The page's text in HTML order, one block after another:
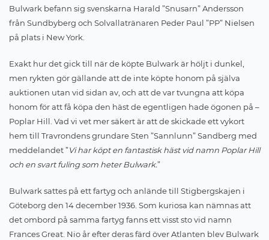
Bulwark befann sig svenskarna Harald ”Snusarn” Andersson
från Sundbyberg och Solvallatränaren Peder Paul ”PP” Nielsen
på plats i New York.
Exakt hur det gick till när de köpte Bulwark är höljt i dunkel,
men rykten gör gällande att de inte köpte honom på själva
auktionen utan vid sidan av, och att de var tvungna att köpa
honom för att få köpa den häst de egentligen hade ögonen på –
Poplar Hill. Vad vi vet mer säkert är att de skickade ett vykort
hem till Travrondens grundare Sten ”Sannlunn” Sandberg med
meddelandet ”Vi har köpt en fantastisk häst vid namn Poplar Hill
och en svart fuling som heter Bulwark.”
Bulwark sattes på ett fartyg och anlände till Stigbergskajen i
Göteborg den 14 december 1936. Som kuriosa kan nämnas att
det ombord på samma fartyg fanns ett visst sto vid namn
Frances Great. Nio år efter deras färd över Atlanten blev Bulwark